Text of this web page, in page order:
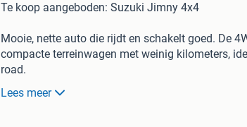
Te koop aangeboden: Suzuki Jimny 4x4
Mooie, nette auto die rijdt en schakelt goed. De
compacte terreinwagen met weinig kilometers,
road.
Meer foto’s volgen
Lees meer